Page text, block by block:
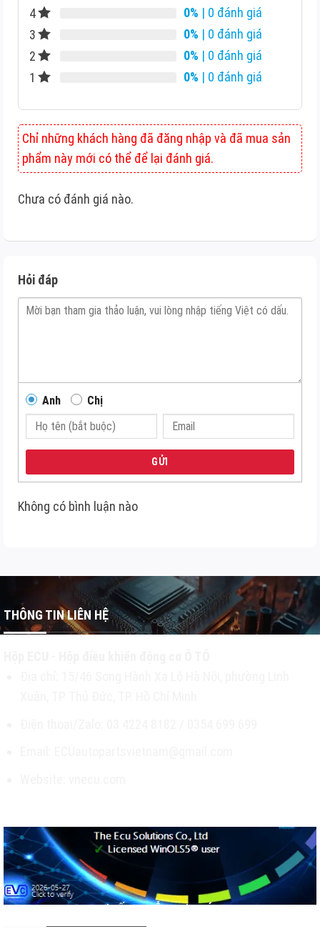
4
0% | 0 đánh giá
3
0% | 0 đánh giá
2
0% | 0 đánh giá
1
0% | 0 đánh giá
Chỉ những khách hàng đã đăng nhập và đã mua sản
phẩm này mới có thể để lại đánh giá.
Chưa có đánh giá nào.
Hỏi đáp
Anh Chị
GỬI
Không có bình luận nào
THÔNG TIN LIÊN HỆ
TƯ VẤN & HỖ TRỢ KHÁCH